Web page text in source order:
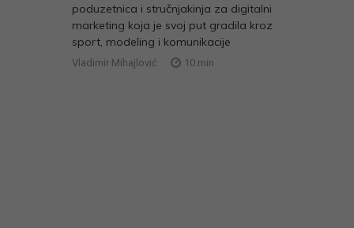
poduzetnica i stručnjakinja za digitalni
marketing koja je svoj put gradila kroz
sport, modeling i komunikacije
Vladimir Mihajlović 10 min